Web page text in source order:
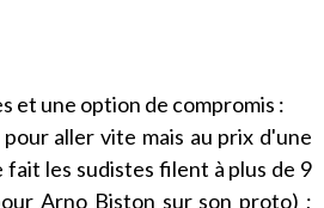
et une option de compromis :
aller vite mais au prix d'une
fait les sudistes filent à plus de 9
Arno Biston sur son proto) ;